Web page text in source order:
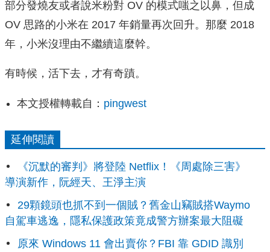
部分發燒友或者說米粉對 OV 的模式嗤之以鼻，但成
OV 思路的小米在 2017 年銷量再次回升。那麼 2018
年，小米沒理由不繼續這麼幹。
有時候，活下去，才有奇蹟。
本文授權轉載自： pingwest
延伸閱讀
《沉默的審判》將登陸 Netflix！《周處除三害》
導演新作，阮經天、王淨主演
29顆鏡頭也抓不到一個賊？舊金山竊賊搭Waymo
自駕車逃逸，隱私保護政策竟成警方辦案最大阻礙
原來 Windows 11 會出賣你？FBI 靠 GDID 識別